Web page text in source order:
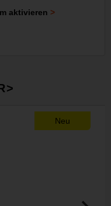
aktivieren
Neu